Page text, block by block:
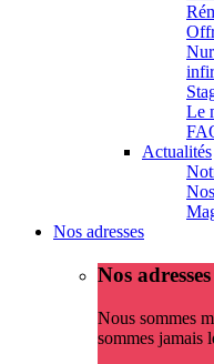
Le
Actualités
Nos adresses
Nos adresses
Nous sommes
sommes jamais